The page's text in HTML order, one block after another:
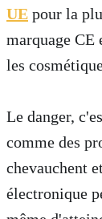
UE pour la
marquage CE
les
Le danger,
comme des
chevauchent
électronique